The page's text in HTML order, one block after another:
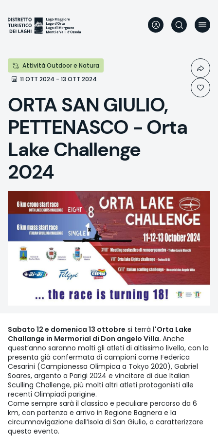
contenu
principal
Attività Outdoor e Natura
11 OTT 2024 - 13 OTT 2024
ORTA SAN GIULIO,
PETTENASCO - Orta
Lake Challenge
2024
Sabato 12 e domenica 13 ottobre si terrà l'Orta Lake
Challange in Mermorial di Don angelo Villa. Anche
quest’anno saranno molti gli atleti di altissimo livello, con la
presenta già confermata di campioni come Federica
Cesarini (Campionessa Olimpica a Tokyo 2020), Gabriel
Soares, argento a Parigi 2024 e vincitore di due Italian
Sculling Challenge, più molti altri atleti protagonisti alle
recenti Olimpiadi parigine.
Come sempre sarà il classico e peculiare percorso da 6
km, con partenza e arrivo in Regione Bagnera e la
circumnavigazione dell’Isola di San Giulio, a caratterizzare
questo evento.